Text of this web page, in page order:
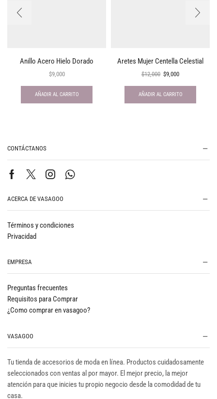
Anillo Acero Hielo Dorado
$9,000
AÑADIR AL CARRITO
Aretes Mujer Centella Celestial
$12,000 $9,000
AÑADIR AL CARRITO
CONTÁCTANOS
ACERCA DE VASAGOO
Términos y condiciones
Privacidad
EMPRESA
Preguntas frecuentes
Requisitos para Comprar
¿Como comprar en vasagoo?
VASAGOO
Tu tienda de accesorios de moda en línea. Productos cuidadosamente
seleccionados con ventas al por mayor. El mejor precio, la mejor
atención para que inicies tu propio negocio desde la comodidad de tu
casa.